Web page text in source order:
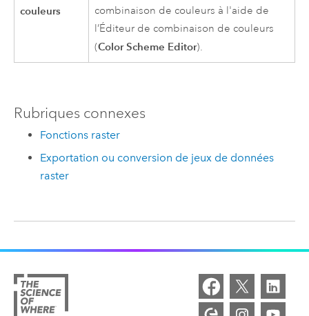
couleurs
combinaison de couleurs à l'aide de
l’Éditeur de combinaison de couleurs
(Color Scheme Editor).
Rubriques connexes
Fonctions raster
Exportation ou conversion de jeux de données
raster